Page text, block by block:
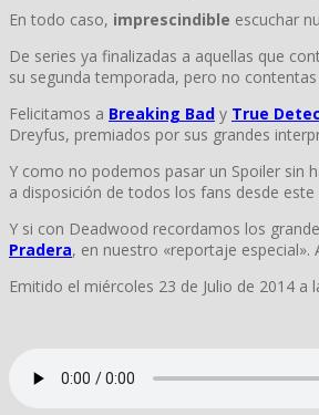
En todo caso, imprescindible escuchar
De series ya finalizadas a aquellas que
su segunda temporada, pero no
Felicitamos a Breaking Bad y True
Dreyfus, premiados por sus grandes
Y como no podemos pasar un Spoiler sin
a disposición de todos los fans desde
Y si con Deadwood recordamos los
Pradera, en nuestro «reportaje especial».
Emitido el miércoles 23 de Julio de 2014 a